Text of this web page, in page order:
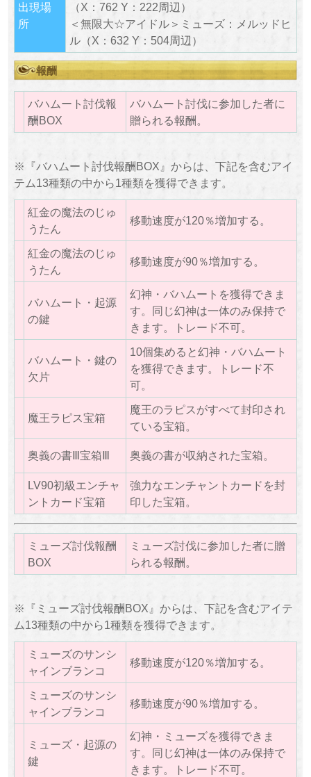
出現場
所
（X：762 Y：222周辺）
＜無限大☆アイドル＞ミューズ：メルッドヒ
ル（X：632 Y：504周辺）
報酬
バハムート討伐報
酬BOX
バハムート討伐に参加した者に
贈られる報酬。
※『バハムート討伐報酬BOX』からは、下記を含むアイ
テム13種類の中から1種類を獲得できます。
紅金の魔法のじゅ
うたん
移動速度が120％増加する。
紅金の魔法のじゅ
うたん
移動速度が90％増加する。
バハムート・起源
の鍵
幻神・バハムートを獲得できま
す。同じ幻神は一体のみ保持で
きます。トレード不可。
バハムート・鍵の
欠片
10個集めると幻神・バハムート
を獲得できます。トレード不
可。
魔王ラピス宝箱
魔王のラピスがすべて封印され
ている宝箱。
奥義の書Ⅲ宝箱Ⅲ 奥義の書が収納された宝箱。
LV90初級エンチャ
ントカード宝箱
強力なエンチャントカードを封
印した宝箱。
ミューズ討伐報酬
BOX
ミューズ討伐に参加した者に贈
られる報酬。
※『ミューズ討伐報酬BOX』からは、下記を含むアイテ
ム13種類の中から1種類を獲得できます。
ミューズのサンシ
ャインブランコ
移動速度が120％増加する。
ミューズのサンシ
ャインブランコ
移動速度が90％増加する。
ミューズ・起源の
鍵
幻神・ミューズを獲得できま
す。同じ幻神は一体のみ保持で
きます。トレード不可。